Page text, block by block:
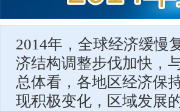
2014年，全球经济缓慢
济结构调整步伐加快，
总体看，各地区经济保
现积极变化，区域发展